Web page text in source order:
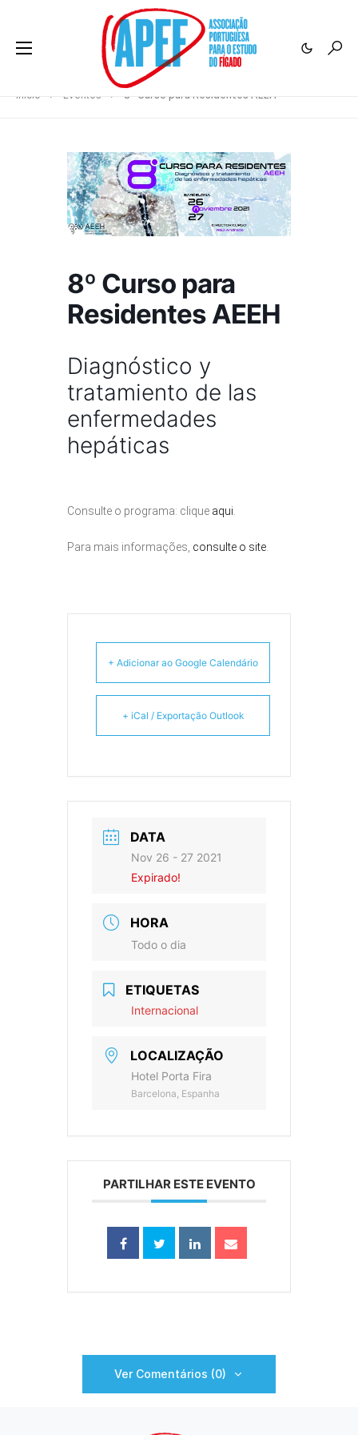
Início Eventos 8º Curso para Residentes AEEH
8º Curso para
Residentes AEEH
Diagnóstico y
tratamiento de las
enfermedades
hepáticas
Consulte o programa: clique aqui.
Para mais informações, consulte o site.
+ Adicionar ao Google Calendário
+ iCal / Exportação Outlook
DATA
Nov 26 - 27 2021
Expirado!
HORA
Todo o dia
ETIQUETAS
Internacional
LOCALIZAÇÃO
Hotel Porta Fira
Barcelona, Espanha
PARTILHAR ESTE EVENTO
Ver Comentários (0)